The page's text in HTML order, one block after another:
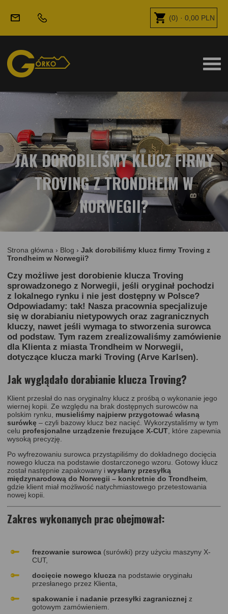
(0) · 0,00 PLN
JAK DOROBILIŚMY KLUCZ FIRMY
TROVING Z TRONDHEIM W
NORWEGII?
Strona główna › Blog › Jak dorobiliśmy klucz firmy Troving z
Trondheim w Norwegii?
Czy możliwe jest dorobienie klucza Troving
sprowadzonego z Norwegii, jeśli oryginał pochodzi
z lokalnego rynku i nie jest dostępny w Polsce?
Odpowiadamy: tak! Nasza pracownia specjalizuje
się w dorabianiu nietypowych oraz zagranicznych
kluczy, nawet jeśli wymaga to stworzenia surowca
od podstaw. Tym razem zrealizowaliśmy zamówienie
dla Klienta z miasta Trondheim w Norwegii,
dotyczące klucza marki Troving (Arve Karlsen).
Jak wyglądało dorabianie klucza Troving?
Klient przesłał do nas oryginalny klucz z prośbą o wykonanie jego
wiernej kopii. Ze względu na brak dostępnych surowców na
polskim rynku, musieliśmy najpierw przygotować własną
surówkę – czyli bazowy klucz bez nacięć. Wykorzystaliśmy w tym
celu profesjonalne urządzenie frezujące X-CUT , które zapewnia
wysoką precyzję.
Po wyfrezowaniu surowca przystąpiliśmy do dokładnego docięcia
nowego klucza na podstawie dostarczonego wzoru. Gotowy klucz
został następnie zapakowany i wysłany przesyłką
międzynarodową do Norwegii – konkretnie do Trondheim
gdzie klient miał możliwość natychmiastowego przetestowania
nowej kopii.
Zakres wykonanych prac obejmował:
frezowanie surowca (surówki) przy użyciu maszyny X-
CUT,
docięcie nowego klucza na podstawie oryginału
przesłanego przez Klienta,
spakowanie i nadanie przesyłki zagranicznej z
gotowym zamówieniem.